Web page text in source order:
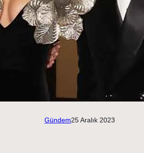
Gündem25 Aralık 2023